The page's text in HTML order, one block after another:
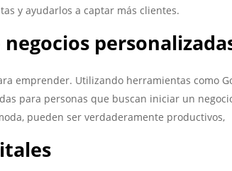
y ayudarlos a captar más clientes.
emprender. Utilizando herramientas como
para personas que buscan iniciar un
pueden ser verdaderamente productivos,